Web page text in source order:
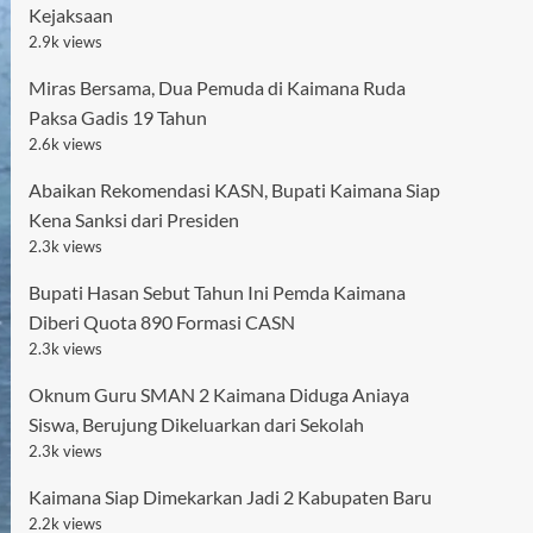
Kejaksaan
2.9k views
Miras Bersama, Dua Pemuda di Kaimana Ruda
Paksa Gadis 19 Tahun
2.6k views
Abaikan Rekomendasi KASN, Bupati Kaimana Siap
Kena Sanksi dari Presiden
2.3k views
Bupati Hasan Sebut Tahun Ini Pemda Kaimana
Diberi Quota 890 Formasi CASN
2.3k views
Oknum Guru SMAN 2 Kaimana Diduga Aniaya
Siswa, Berujung Dikeluarkan dari Sekolah
2.3k views
Kaimana Siap Dimekarkan Jadi 2 Kabupaten Baru
2.2k views